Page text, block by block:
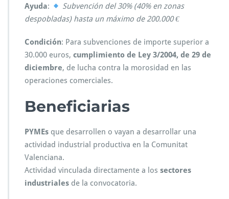
Ayuda:
Subvención del 30% (40% en zonas
despobladas) hasta un máximo de 200.000 €
Condición: Para subvenciones de importe superior a
30.000 euros, cumplimiento de Ley 3/2004, de 29 de
diciembre, de lucha contra la morosidad en las
operaciones comerciales.
Beneficiarias
PYMEs que desarrollen o vayan a desarrollar una
actividad industrial productiva en la Comunitat
Valenciana.
Actividad vinculada directamente a los sectores
industriales de la convocatoria.